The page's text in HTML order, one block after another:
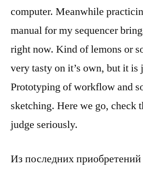
computer. Meanwhile
manual for my sequencer
right now. Kind of lemons or
very tasty on it’s own, but it is
Prototyping of workflow and
sketching. Here we go, check
judge seriously.
Из последних